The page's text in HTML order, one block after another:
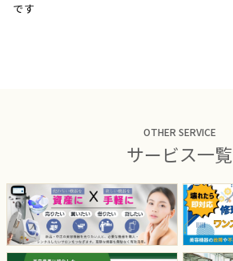
です
OTHER SERVICE
サービス一覧